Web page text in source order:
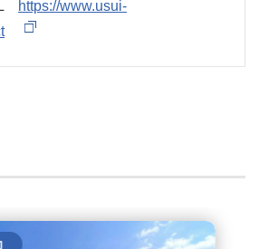
https://www.usui-